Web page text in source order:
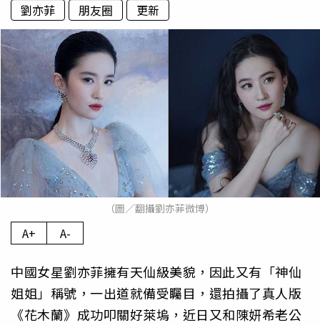
劉亦菲 朋友圈 更新
（圖／翻攝劉亦菲微博）
A+ A-
中國女星劉亦菲擁有天仙級美貌，因此又有「神仙
姐姐」稱號，一出道就備受矚目，還拍攝了真人版
《花木蘭》成功叩關好萊塢，近日又和陳妍希老公